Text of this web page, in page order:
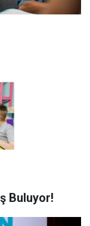
Buluyor!